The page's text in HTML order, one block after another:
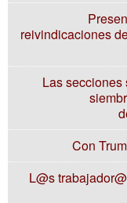
reivindicaciones
Las secciones
Con
L@s